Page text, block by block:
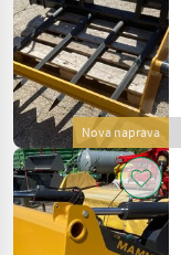
Nova naprava